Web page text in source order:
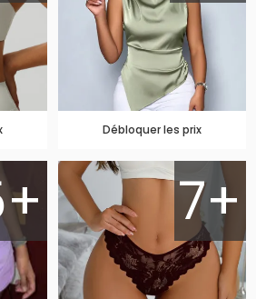
Débloquer les prix
7+